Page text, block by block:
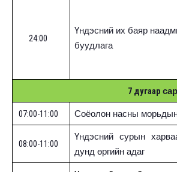
24:00
Үндэсний их баяр
буудлага
7 дугаар
07:00-11:00 Соёолон насны
08:00-11:00
Үндэсний сурын
дунд өргийн адаг